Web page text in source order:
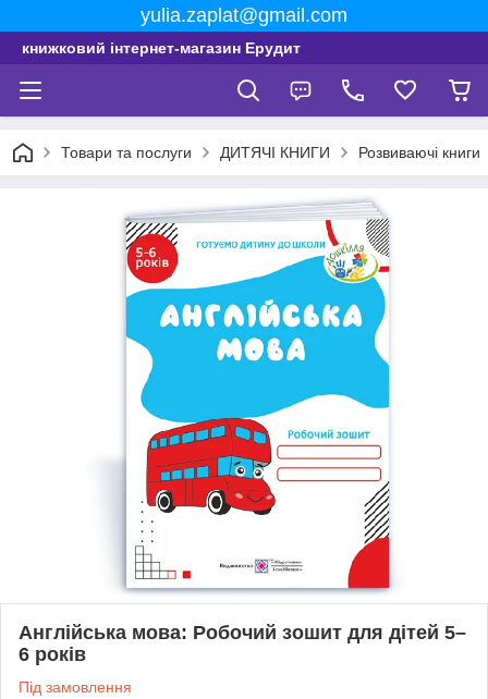
yulia.zaplat@gmail.com
книжковий інтернет-магазин Ерудит
Товари та послуги ДИТЯЧІ КНИГИ Розвиваючі книги
Англійська мова: Робочий зошит для дітей 5–
6 років
Під замовлення